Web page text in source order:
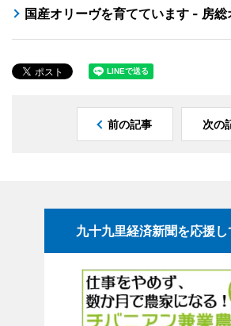
国産オリーヴを育てています - 房総
前の記事 次の
九十九里経済新聞を応援